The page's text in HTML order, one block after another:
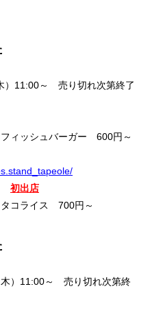
～ 売り切れ次第終了
バーガー 600円～
初出店
ス 700円～
11:00～ 売り切れ次第終